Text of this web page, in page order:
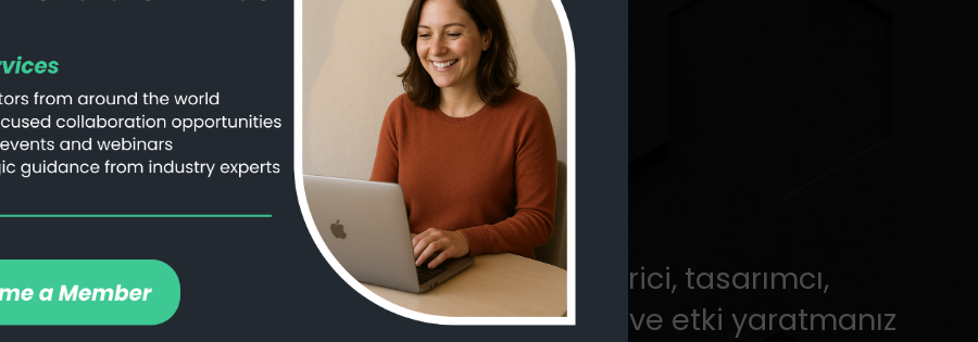
Açık Pozisyonlar
ve yetenekli bireyler arıyoruz. Geliştirici, tasarımcı,
fark etmez; ALGOFACT, büyümeniz ve etki yaratmanız